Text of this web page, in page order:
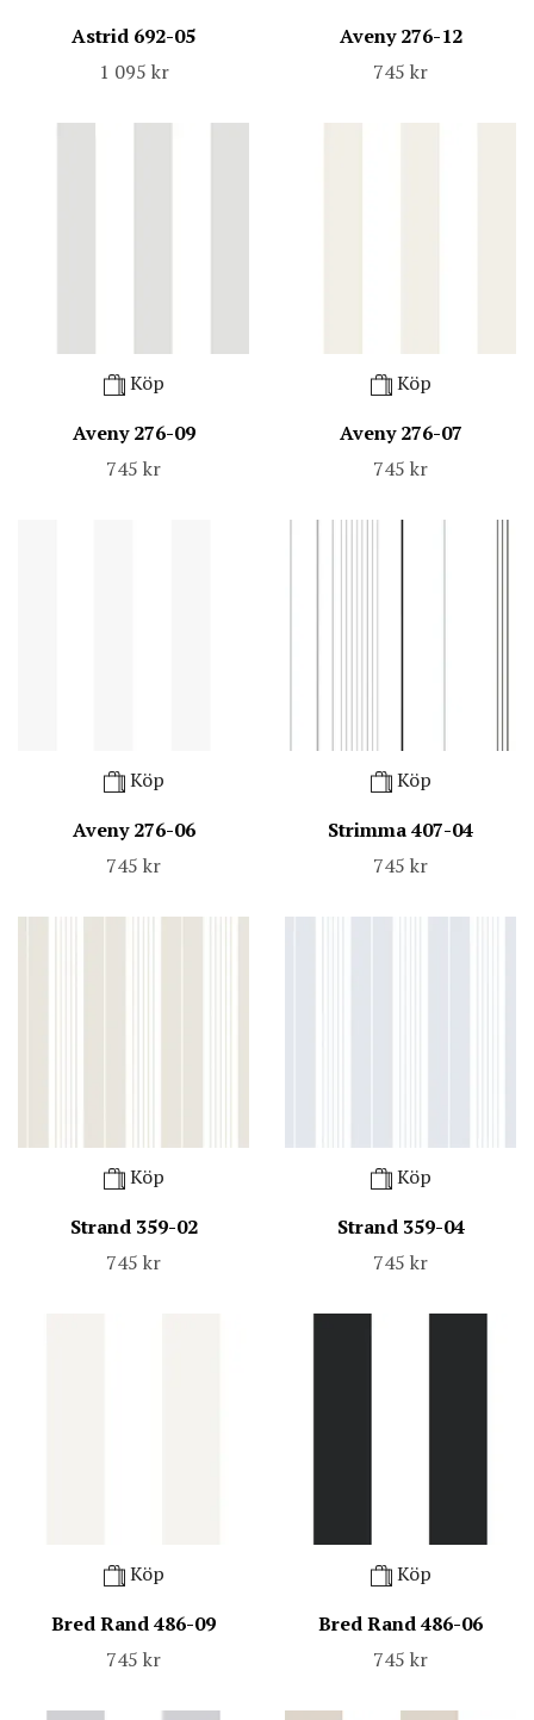
Astrid 692-05
1 095 kr
Aveny 276-12
745 kr
Köp
Aveny 276-09
745 kr
Köp
Aveny 276-07
745 kr
Köp
Aveny 276-06
745 kr
Köp
Strimma 407-04
745 kr
Köp
Strand 359-02
745 kr
Köp
Strand 359-04
745 kr
Köp
Bred Rand 486-09
745 kr
Köp
Bred Rand 486-06
745 kr